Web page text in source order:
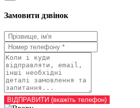
Замовити дзвінок